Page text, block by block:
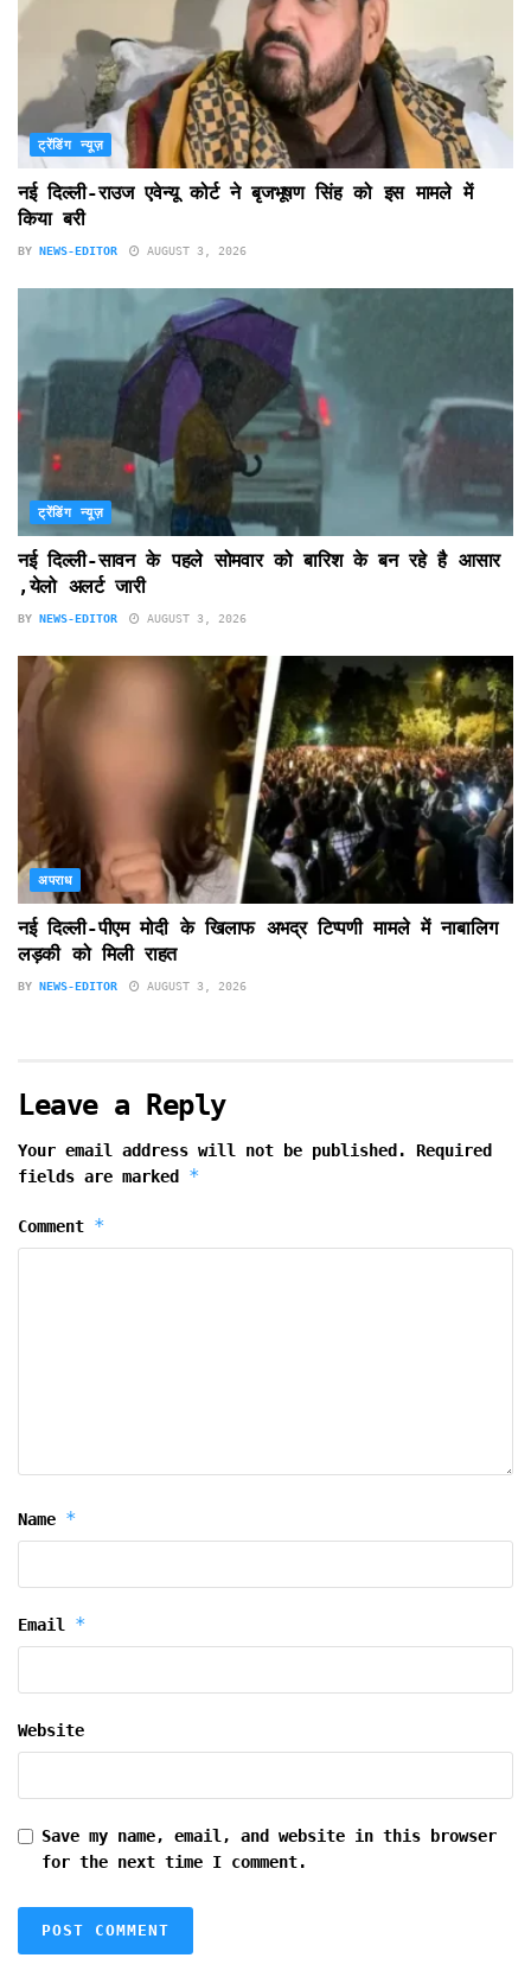
ट्रेंडिंग न्यूज़
नई दिल्ली-राउज एवेन्यू कोर्ट ने बृजभूषण सिंह को इस मामले में
किया बरी
BY NEWS-EDITOR AUGUST 3, 2026
ट्रेंडिंग न्यूज़
नई दिल्ली-सावन के पहले सोमवार को बारिश के बन रहे है आसार
,येलो अलर्ट जारी
BY NEWS-EDITOR AUGUST 3, 2026
अपराध
नई दिल्ली-पीएम मोदी के खिलाफ अभद्र टिप्पणी मामले में नाबालिग
लड़की को मिली राहत
BY NEWS-EDITOR AUGUST 3, 2026
Leave a Reply
Your email address will not be published.
Required
fields are marked *
Comment *
Name *
Email *
Website
Save my name, email, and website in this browser
for the next time I comment.